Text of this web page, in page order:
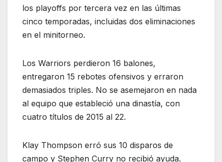
los playoffs por tercera vez en las últimas
cinco temporadas, incluidas dos eliminaciones
en el minitorneo.
Los Warriors perdieron 16 balones,
entregaron 15 rebotes ofensivos y erraron
demasiados triples. No se asemejaron en nada
al equipo que estableció una dinastía, con
cuatro títulos de 2015 al 22.
Klay Thompson erró sus 10 disparos de
campo y Stephen Curry no recibió ayuda.